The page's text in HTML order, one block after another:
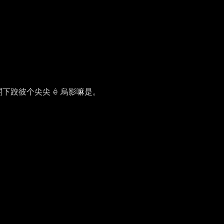
跤彼个尖尖 ê 烏影嘛是。